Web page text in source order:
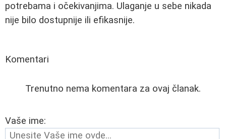
potrebama i očekivanjima. Ulaganje u sebe nikada
nije bilo dostupnije ili efikasnije.
Komentari
Trenutno nema komentara za ovaj članak.
Vaše ime: